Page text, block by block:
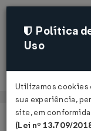
Página Inicial
Política
Uso
Utilizamos cookies
sua experiência,
site, em
(Lei nº 13.709/